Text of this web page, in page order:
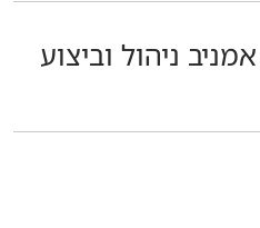
אודות היזם Amniv אמניב ניהול וביצוע